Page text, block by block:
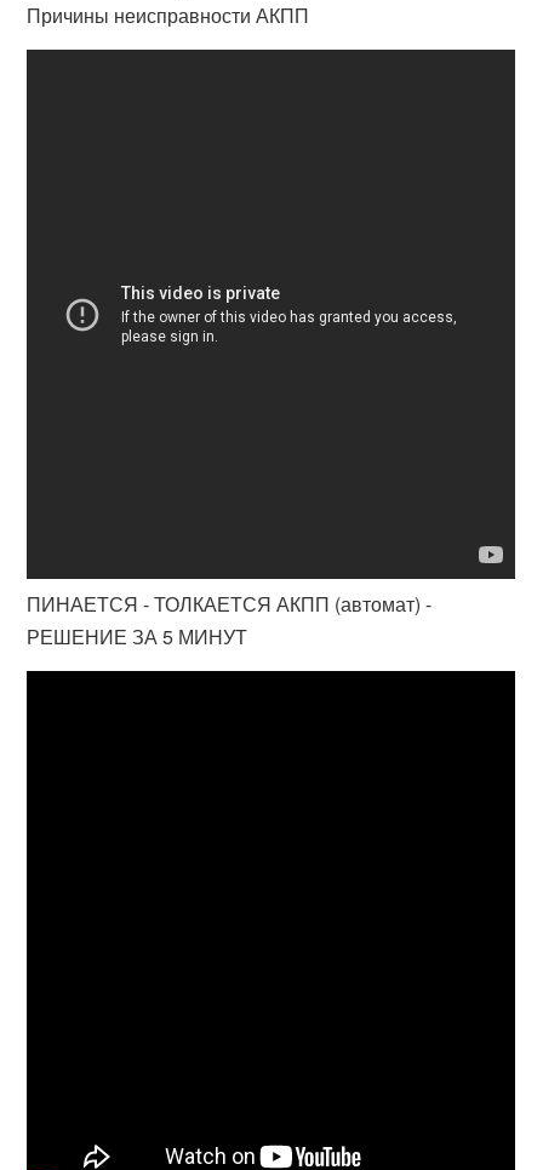
Причины неисправности АКПП
ПИНАЕТСЯ - ТОЛКАЕТСЯ АКПП (автомат) -
РЕШЕНИЕ ЗА 5 МИНУТ